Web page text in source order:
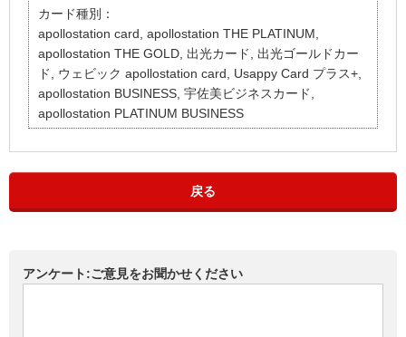
カード種別：
apollostation card, apollostation THE PLATINUM,
apollostation THE GOLD, 出光カード, 出光ゴールドカー
ド, ウェビック apollostation card, Usappy Card プラス+,
apollostation BUSINESS, 宇佐美ビジネスカード,
apollostation PLATINUM BUSINESS
戻る
アンケート:ご意見をお聞かせください